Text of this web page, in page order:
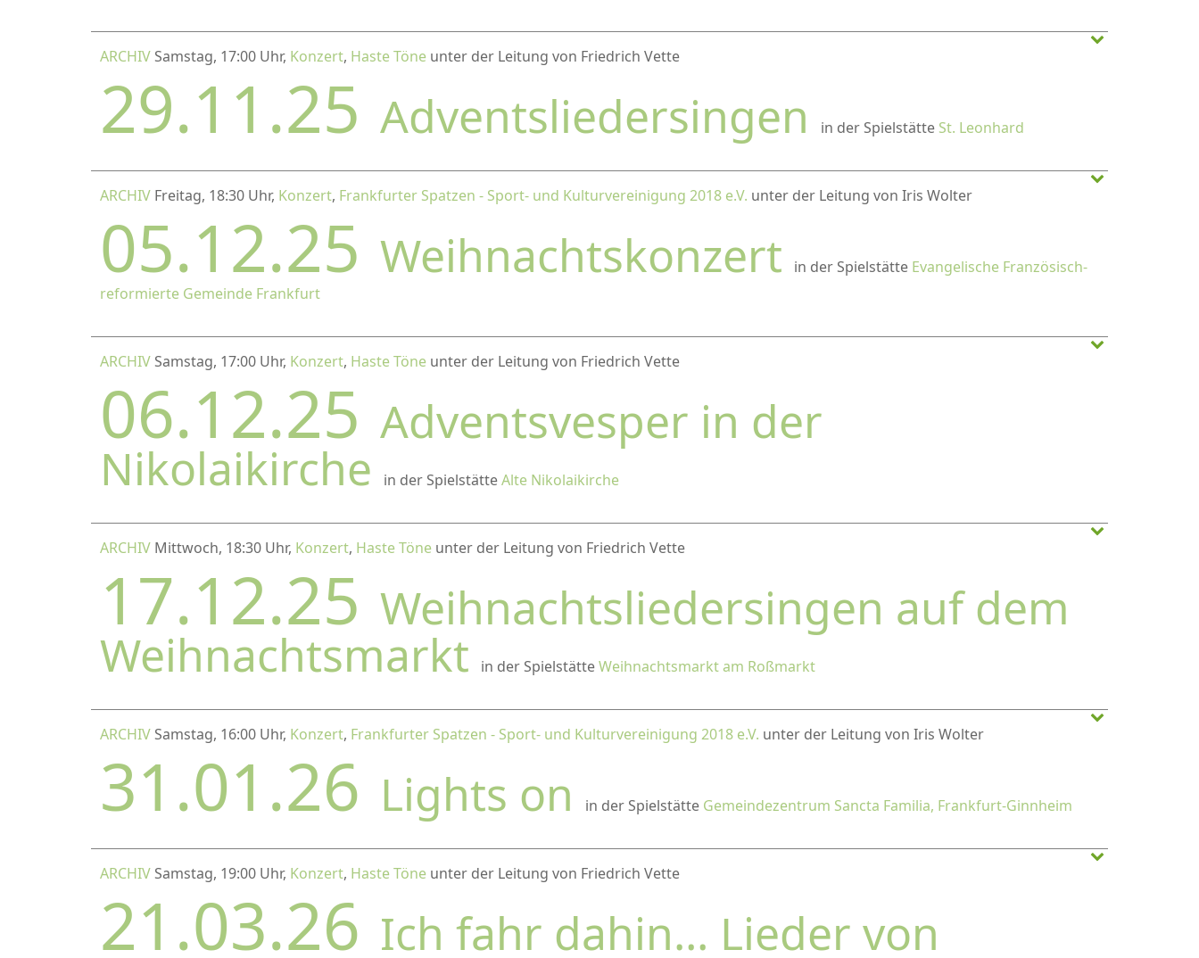
ARCHIVSamstag, 17:00 Uhr, Konzert, Haste Töne unter der Leitung von Friedrich Vette
29.11.25 Adventsliedersingen in der Spielstätte St. Leonhard
ARCHIV Freitag, 18:30 Uhr, Konzert, Frankfurter Spatzen - Sport- und Kulturvereinigung 2018 e.V. unter der Leitung von Iris Wolter
05.12.25 Weihnachtskonzert in der Spielstätte Evangelische Französisch-
reformierte Gemeinde Frankfurt
ARCHIVSamstag, 17:00 Uhr, Konzert, Haste Töne unter der Leitung von Friedrich Vette
06.12.25 Adventsvesper in der
Nikolaikirche in der SpielstätteAlte Nikolaikirche
ARCHIV Mittwoch, 18:30 Uhr, Konzert, Haste Töne unter der Leitung von Friedrich Vette
17.12.25 Weihnachtsliedersingen auf dem
Weihnachtsmarkt in der SpielstätteWeihnachtsmarkt am Roßmarkt
ARCHIVSamstag, 16:00 Uhr, Konzert, Frankfurter Spatzen - Sport- und Kulturvereinigung 2018 e.V. unter der Leitung von Iris Wolter
31.01.26 Lights on in der Spielstätte Gemeindezentrum Sancta Familia, Frankfurt-Ginnheim
ARCHIVSamstag, 19:00 Uhr, Konzert, Haste Töne unter der Leitung von Friedrich Vette
21.03.26 Ich fahr dahin… Lieder von